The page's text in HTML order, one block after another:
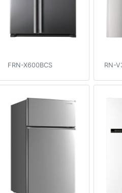
FRN-X600BCS RN-